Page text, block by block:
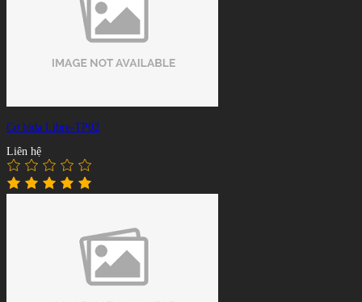
Cơ bida Libre-TP02
Liên hệ